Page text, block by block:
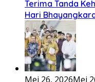
Bembambörö dödöu
khöuMeinötö niowalu,
Lirik Lagu Cinta Mati –